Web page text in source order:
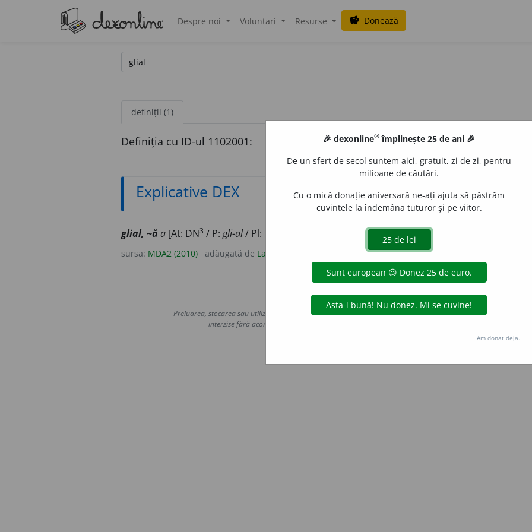
Despre noi Voluntari Resurse savings Donează
definiții (1)
Definiția cu ID-ul 1102001:
Explicative DEX
glial, ~ă a [At: DN3 / P: gli-al/ Pl: ~i, ~e ] Care se referă la nevroglie.
sursa: MDA2 (2010) adăugată de LauraGellner
Copyright © 2004-2026 dexonline (https://dexonline.ro)
Preluarea, stocarea sau utilizarea datelor de pe acest site, inclusiv prin orice metode de extragere automată
interzise fără acordul nostru prealabil scris, cu excepția seturilor de date oferite oficial spre utilizare
Hosterion
🎉 dexonline® împlinește 25 de ani 🎉
De un sfert de secol suntem aici, gratuit, zi de zi, pentru
milioane de căutări.
Cu o mică donație aniversară ne-ați ajuta să păstrăm
cuvintele la îndemâna tuturor și pe viitor.
Am donat deja.